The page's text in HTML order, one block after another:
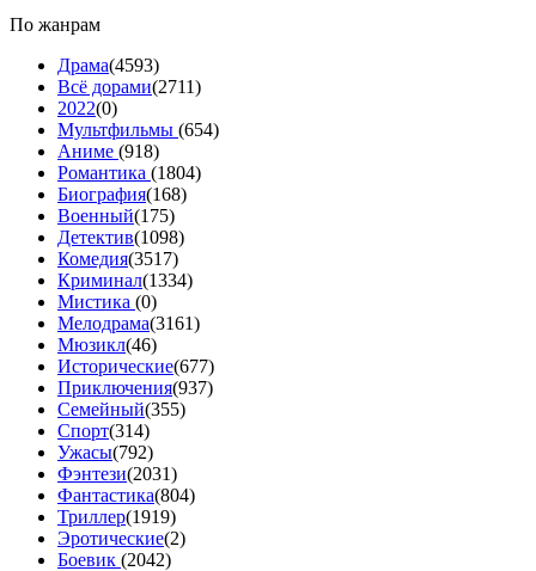
По жанрам
Драма(4593)
Всё дорами(2711)
2022(0)
Мультфильмы (654)
Аниме (918)
Романтика (1804)
Биография(168)
Военный(175)
Детектив(1098)
Комедия(3517)
Криминал(1334)
Мистика (0)
Мелодрама(3161)
Мюзикл(46)
Исторические(677)
Приключения(937)
Семейный(355)
Спорт(314)
Ужасы(792)
Фэнтези(2031)
Фантастика(804)
Триллер(1919)
Эротические(2)
Боевик (2042)